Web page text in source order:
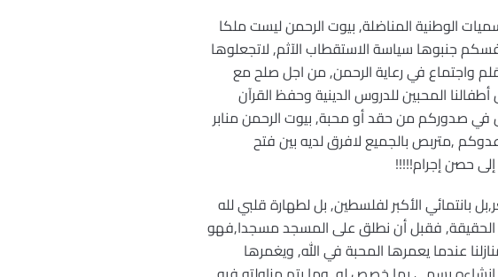
الوطنية المناضلة, بيوت الرحمن ليست ملكا
جنبوها سياسة الاستقطاب الآثم, لاتجعلوها
واجتماع في رعاية الرحمن, من اجل صلح مع
المحبين للدروس الدينية وحفظ القرآن
صدوركم من حقد أو محبة, بيوت الرحمن منابر
,متربص بالجميع لافرق لديه بين فتح
حصن إجرام!!!!!
بانتمائي الأكبر لفلسطين, بل لطهارة قلبي لله
فقبل أن نطلق على المسجد مسجدا,فهو
عندما يعمرها المحبة في الله, ويغمرها